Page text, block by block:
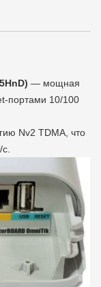
— мощная
портами 10/100
Nv2 TDMA, что